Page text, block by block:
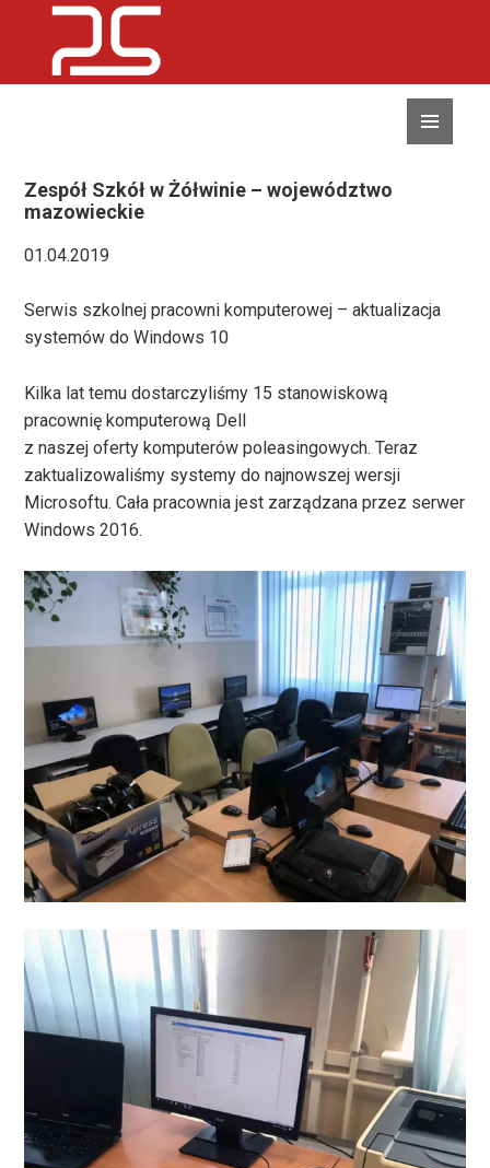
Zespół Szkół w Żółwinie – województwo
mazowieckie
01.04.2019
Serwis szkolnej pracowni komputerowej – aktualizacja
systemów do Windows 10
Kilka lat temu dostarczyliśmy 15 stanowiskową
pracownię komputerową Dell
z naszej oferty komputerów poleasingowych. Teraz
zaktualizowaliśmy systemy do najnowszej wersji
Microsoftu. Cała pracownia jest zarządzana przez serwer
Windows 2016.